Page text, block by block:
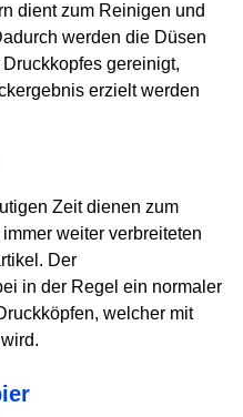
dient zum Reinigen und
werden die Düsen
gereinigt,
erzielt werden
Zeit dienen zum
weiter verbreiteten
Der
in der Regel ein normaler
welcher mit